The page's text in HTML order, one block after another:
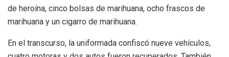
de heroína, cinco bolsas de marihuana, ocho frascos de
marihuana y un cigarro de marihuana.
En el transcurso, la uniformada confiscó nueve vehículos,